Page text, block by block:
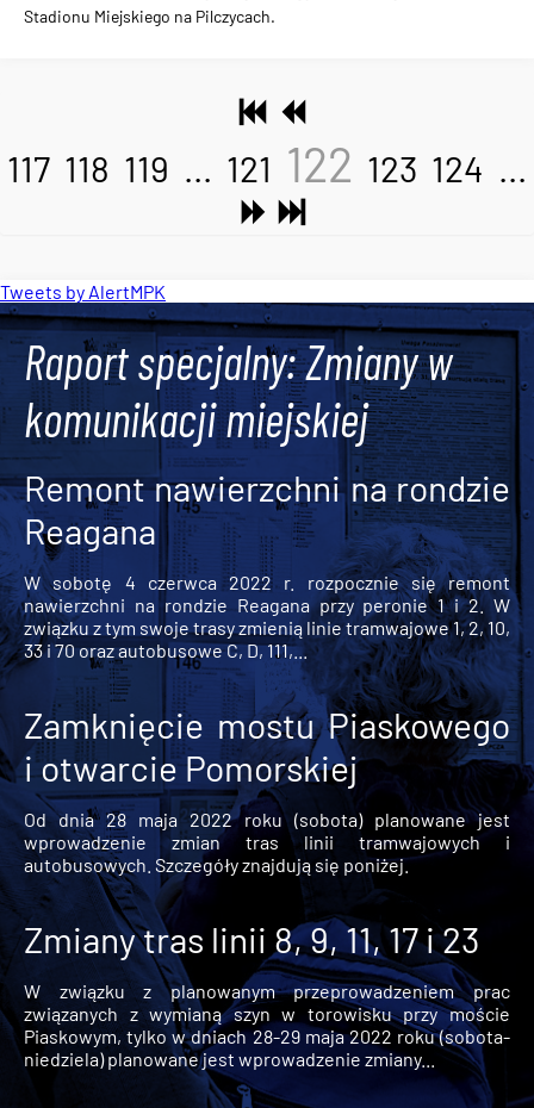
Stadionu Miejskiego na Pilczycach.
117 118 119 ... 121 122 123 124 ...
Tweets by AlertMPK
Raport specjalny: Zmiany w
komunikacji miejskiej
Remont nawierzchni na rondzie
Reagana
W sobotę 4 czerwca 2022 r. rozpocznie się remont
nawierzchni na rondzie Reagana przy peronie 1 i 2. W
związku z tym swoje trasy zmienią linie tramwajowe 1, 2, 10,
33 i 70 oraz autobusowe C, D, 111,...
Zamknięcie mostu Piaskowego
i otwarcie Pomorskiej
Od dnia 28 maja 2022 roku (sobota) planowane jest
wprowadzenie zmian tras linii tramwajowych i
autobusowych. Szczegóły znajdują się poniżej.
Zmiany tras linii 8, 9, 11, 17 i 23
W związku z planowanym przeprowadzeniem prac
związanych z wymianą szyn w torowisku przy moście
Piaskowym, tylko w dniach 28-29 maja 2022 roku (sobota-
niedziela) planowane jest wprowadzenie zmiany...